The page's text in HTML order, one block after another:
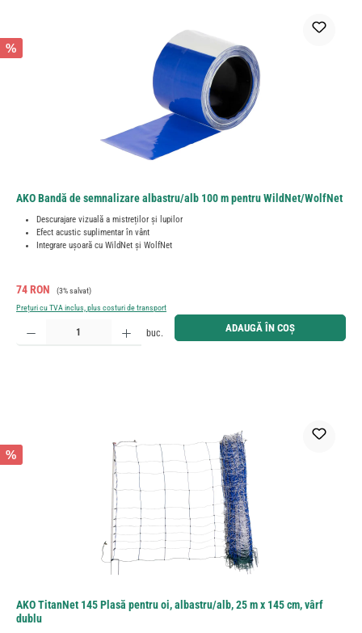
%
AKO Bandă de semnalizare albastru/alb 100 m pentru WildNet/WolfNet
Descurajare vizuală a mistreților și lupilor
Efect acustic suplimentar în vânt
Integrare ușoară cu WildNet și WolfNet
Preț de vânzare:
74 RON Preț obișnuit:
(3% salvat)
Prețuri cu TVA inclus, plus costuri de transport
Cantitate produs: Introduceți cantitatea dorită sau utilizați butoanele pentru a mări sau micșora
buc. ADAUGĂ ÎN COȘ
%
AKO TitanNet 145 Plasă pentru oi, albastru/alb, 25 m x 145 cm, vârf
dublu